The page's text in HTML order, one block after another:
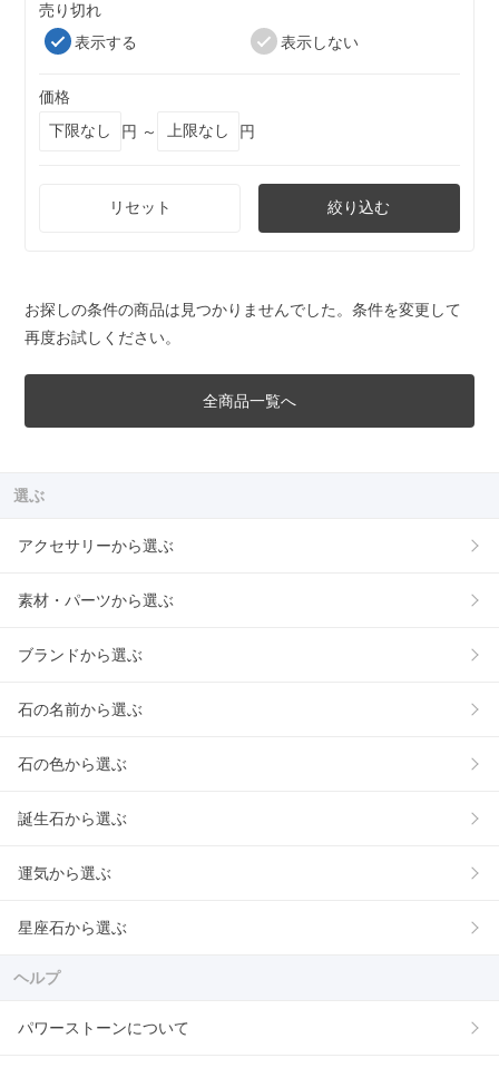
売り切れ
表示する
表示しない
価格
円 ～
円
リセット 絞り込む
お探しの条件の商品は見つかりませんでした。条件を変更して
再度お試しください。
全商品一覧へ
選ぶ
アクセサリーから選ぶ
素材・パーツから選ぶ
ブランドから選ぶ
石の名前から選ぶ
石の色から選ぶ
誕生石から選ぶ
運気から選ぶ
星座石から選ぶ
ヘルプ
パワーストーンについて